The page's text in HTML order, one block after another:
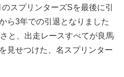
スプリンターズSを最後に引
ら3年での引退となりました
と、出走レースすべてが良馬
見せつけた、名スプリンター